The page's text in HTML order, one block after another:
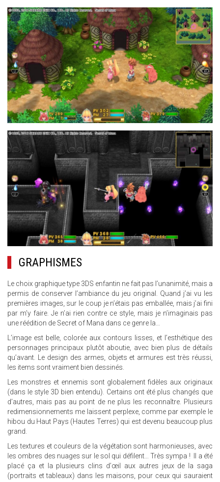
21.JPG
18.JPG
GRAPHISMES
Le choix graphique type 3DS enfantin ne fait pas l’unanimité, mais a
permis de conserver l’ambiance du jeu original. Quand j’ai vu les
premières images, sur le coup je n’étais pas emballée, mais j’ai fini
par m’y faire. Je n’ai rien contre ce style, mais je n’imaginais pas
une réédition de Secret of Mana dans ce genre la…
L’image est belle, colorée aux contours lisses, et l’esthétique des
personnages principaux plutôt aboutie, avec bien plus de détails
qu’avant. Le design des armes, objets et armures est très réussi,
les items sont vraiment bien dessinés.
Les monstres et ennemis sont globalement fidèles aux originaux
(dans le style 3D bien entendu). Certains ont été plus changés que
d’autres, mais pas au point de ne plus les reconnaître. Plusieurs
redimensionnements me laissent perplexe, comme par exemple le
hibou du Haut Pays (Hautes Terres) qui est devenu beaucoup plus
grand.
Les textures et couleurs de la végétation sont harmonieuses, avec
les ombres des nuages sur le sol qui défilent… Très sympa ! Il a été
placé ça et la plusieurs clins d’œil aux autres jeux de la saga
(portraits et tableaux) dans les maisons, pour ceux qui sauraient